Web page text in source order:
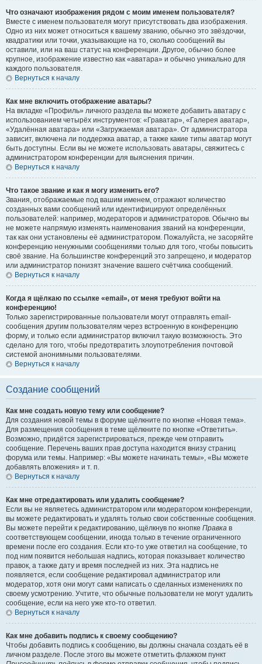
Что означают изображения рядом с моим именем пользователя?
Вместе с именем пользователя могут присутствовать два изображения.
Одно из них может относиться к вашему званию, обычно это звёздочки,
квадратики или точки, указывающие на то, сколько сообщений вы
оставили, или на ваш статус на конференции. Другое, обычно более
крупное, изображение известно как «аватара» и обычно уникально для
каждого пользователя.
Вернуться к началу
Как мне включить отображение аватары?
На вкладке «Профиль» личного раздела вы можете добавить аватару с
использованием четырёх инструментов: «Граватар», «Галерея аватар»,
«Удалённая аватара» или «Загружаемая аватара». От администратора
зависит, включена ли поддержка аватар, а также какие типы аватар могут
быть доступны. Если вы не можете использовать аватары, свяжитесь с
администратором конференции для выяснения причин.
Вернуться к началу
Что такое звание и как я могу изменить его?
Звания, отображаемые под вашим именем, отражают количество
созданных вами сообщений или идентифицируют определённых
пользователей: например, модераторов и администраторов. Обычно вы
не можете напрямую изменять наименования званий на конференции,
так как они установлены её администратором. Пожалуйста, не засоряйте
конференцию ненужными сообщениями только для того, чтобы повысить
своё звание. На большинстве конференций это запрещено, и модератор
или администратор понизят значение вашего счётчика сообщений.
Вернуться к началу
Когда я щёлкаю по ссылке «email», от меня требуют войти на
конференцию!
Только зарегистрированные пользователи могут отправлять email-
сообщения другим пользователям через встроенную в конференцию
форму, и только если администратор включил такую возможность. Это
сделано для того, чтобы предотвратить злоупотребления почтовой
системой анонимными пользователями.
Вернуться к началу
Создание сообщений
Как мне создать новую тему или сообщение?
Для создания новой темы в форуме щёлкните по кнопке «Новая тема».
Для размещения сообщения в теме щёлкните по кнопке «Ответить».
Возможно, придётся зарегистрироваться, прежде чем отправить
сообщение. Перечень ваших прав доступа находится внизу страниц
форума или темы. Например: «Вы можете начинать темы», «Вы можете
добавлять вложения» и т. п.
Вернуться к началу
Как мне отредактировать или удалить сообщение?
Если вы не являетесь администратором или модератором конференции,
вы можете редактировать и удалять только свои собственные сообщения.
Вы можете перейти к редактированию, щёлкнув по кнопке Правка в
соответствующем сообщении, иногда только в течение ограниченного
времени после его создания. Если кто-то уже ответил на сообщение, то
под ним появится небольшая надпись, которая показывает количество
правок, а также дату и время последней из них. Эта надпись не
появляется, если сообщение редактировал администратор или
модератор, хотя они могут сами написать о сделанных изменениях по
своему усмотрению. Учтите, что обычные пользователи не могут удалить
сообщение, если на него уже кто-то ответил.
Вернуться к началу
Как мне добавить подпись к своему сообщению?
Чтобы добавить подпись к сообщению, вы должны сначала создать её в
личном разделе. После этого вы можете отметить флажком пункт